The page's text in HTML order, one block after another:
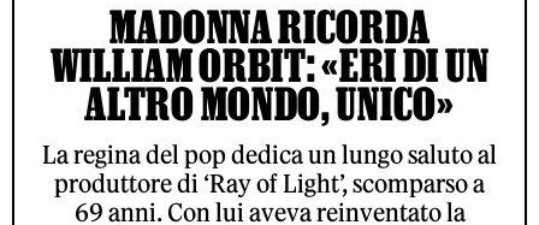
MADONNA RICORDA
WILLIAM ORBIT: «ERI DI UN
ALTRO MONDO, UNICO»
La regina del pop dedica un lungo saluto al
produttore di ‘Ray of Light’, scomparso a
69 anni. Con lui aveva reinventato la